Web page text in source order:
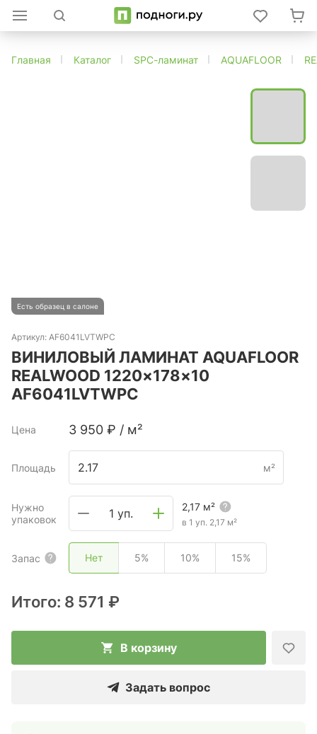
Главная Каталог SPC-ламинат AQUAFLOOR
Есть образец в салоне
Артикул: AF6041LVTWPC
ВИНИЛОВЫЙ ЛАМИНАТ AQUAFLOOR
REALWOOD 1220×178×10
AF6041LVTWPC
Цена 3 950 ₽ / м²
Площадь м²
Нужно
упаковок
1 уп. 2,17 м²
в 1 уп. 2,17 м²
Запас Нет 5% 10% 15%
Итого: 8 571 ₽
В корзину
Задать вопрос